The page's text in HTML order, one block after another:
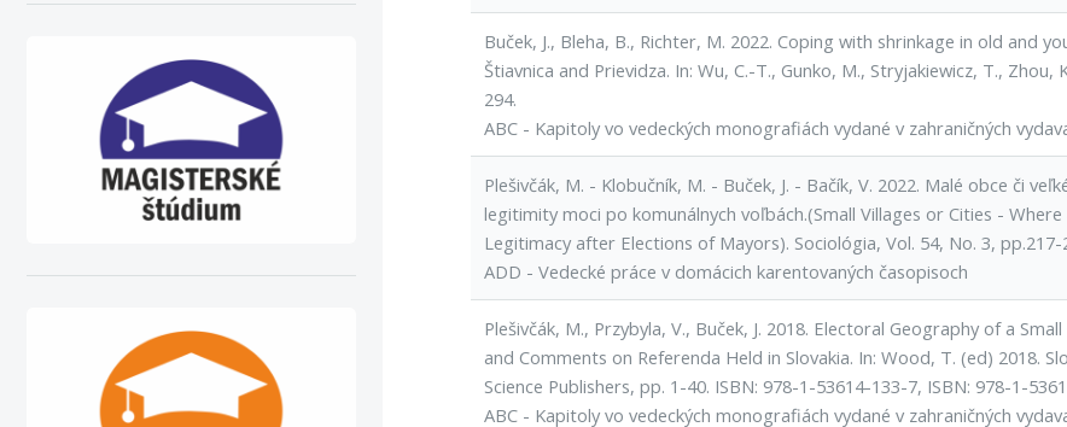
Buček, J., Bleha, B., Richter, M. 2022. Coping with shrinkage in old and
Štiavnica and Prievidza. In: Wu, C.-T., Gunko, M., Stryjakiewicz, T.,
294.
ABC - Kapitoly vo vedeckých monografiách vydané v zahraničných
Plešivčák, M. - Klobučník, M. - Buček, J. - Bačík, V. 2022. Malé obce či
legitimity moci po komunálnych voľbách.(Small Villages or Cities -
Legitimacy after Elections of Mayors). Sociológia, Vol. 54, No. 3, pp.217-
ADD - Vedecké práce v domácich karentovaných časopisoch
Plešivčák, M., Przybyla, V., Buček, J. 2018. Electoral Geography of a
and Comments on Referenda Held in Slovakia. In: Wood, T. (ed) 2018.
Science Publishers, pp. 1-40. ISBN: 978-1-53614-133-7, ISBN: 978-1-
ABC - Kapitoly vo vedeckých monografiách vydané v zahraničných